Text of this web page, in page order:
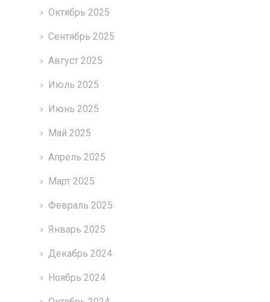
Октябрь 2025
Сентябрь 2025
Август 2025
Июль 2025
Июнь 2025
Май 2025
Апрель 2025
Март 2025
Февраль 2025
Январь 2025
Декабрь 2024
Ноябрь 2024